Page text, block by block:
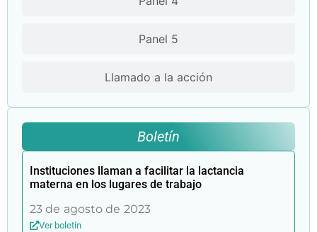
Panel 5
Llamado a la acción
Boletín
Instituciones llaman a facilitar la lactancia
materna en los lugares de trabajo
23 de agosto de 2023
Ver boletín